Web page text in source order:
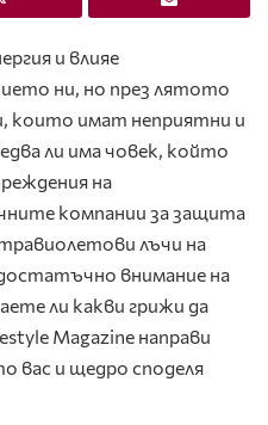
и влияе
ни, но през лятото
които имат неприятни и
ли има човек, който
на
компании за защита
лъчи на
внимание на
ли какви грижи да
Magazine направи
вас и щедро споделя